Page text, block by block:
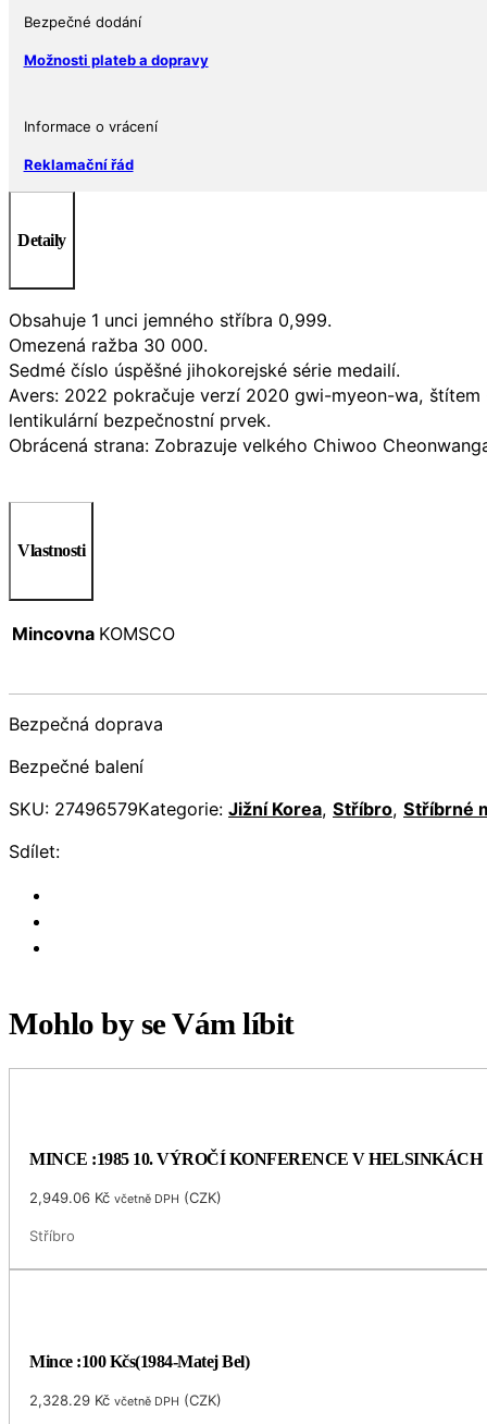
Bezpečné dodání
Možnosti plateb a dopravy
Informace o vrácení
Reklamační řád
Detaily
Obsahuje 1 unci jemného stříbra 0,999.
Omezená ražba 30 000.
Sedmé číslo úspěšné jihokorejské série medailí.
Avers: 2022 pokračuje verzí 2020 gwi-myeon-wa,
lentikulární bezpečnostní prvek.
Obrácená strana: Zobrazuje velkého Chiwoo
Vlastnosti
Mincovna KOMSCO
Bezpečná doprava
Bezpečné balení
SKU: 27496579Kategorie: Jižní Korea, Stříbro, Stříbrné
Sdílet:
Mohlo by se Vám líbit
MINCE :1985 10. VÝROČÍ KONFERENCE V HELSINKÁCH
2,949.06 Kč včetně DPH (CZK)
Stříbro
Mince :100 Kčs(1984-Matej Bel)
2,328.29 Kč včetně DPH (CZK)